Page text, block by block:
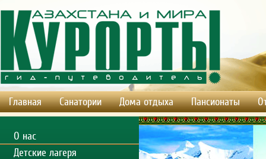
Главная Санатории Дома отдыха Пансионаты
О нас
Детские лагеря